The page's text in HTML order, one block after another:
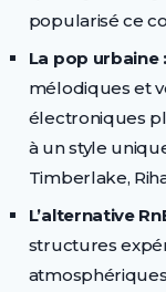
popularisé ce
La pop urbaine :
mélodiques et
électroniques
à un style
Timberlake,
L’alternative
structures